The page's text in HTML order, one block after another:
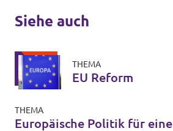
Siehe auch
THEMA
EU Reform
THEMA
Europäische Politik für eine